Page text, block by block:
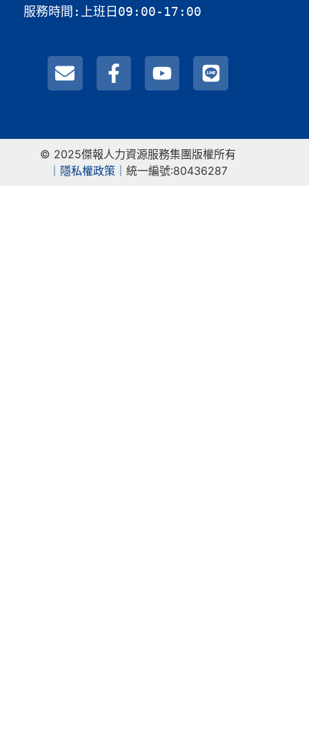
服務時間:上班日09:00-17:00
© 2025傑報人力資源服務集團版權所有
隱私權政策｜ 統一編號:80436287